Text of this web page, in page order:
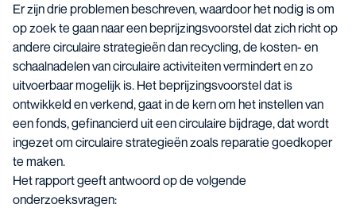
Er zijn drie problemen beschreven, waardoor het nodig is om
op zoek te gaan naar een beprijzingsvoorstel dat zich richt op
andere circulaire strategieën dan recycling, de kosten- en
schaalnadelen van circulaire activiteiten vermindert en zo
uitvoerbaar mogelijk is. Het beprijzingsvoorstel dat is
ontwikkeld en verkend, gaat in de kern om het instellen van
een fonds, gefinancierd uit een circulaire bijdrage, dat wordt
ingezet om circulaire strategieën zoals reparatie goedkoper
te maken.
Het rapport geeft antwoord op de volgende
onderzoeksvragen: